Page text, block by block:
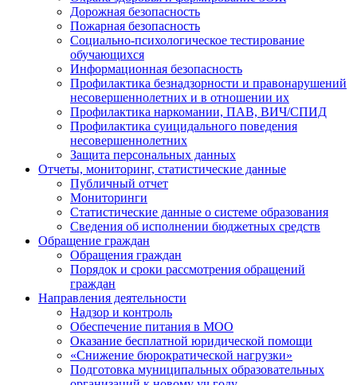
Дорожная безопасность
Пожарная безопасность
Социально-психологическое тестирование
обучающихся
Информационная безопасность
Профилактика безнадзорности и правонарушений
несовершеннолетних и в отношении их
Профилактика наркомании, ПАВ, ВИЧ/СПИД
Профилактика суицидального поведения
несовершеннолетних
Защита персональных данных
Отчеты, мониторинг, статистические данные
Публичный отчет
Мониторинги
Статистические данные о системе образования
Сведения об исполнении бюджетных средств
Обращение граждан
Обращения граждан
Порядок и сроки рассмотрения обращений
граждан
Направления деятельности
Надзор и контроль
Обеспечение питания в МОО
Оказание бесплатной юридической помощи
«Снижение бюрократической нагрузки»
Подготовка муниципальных образовательных